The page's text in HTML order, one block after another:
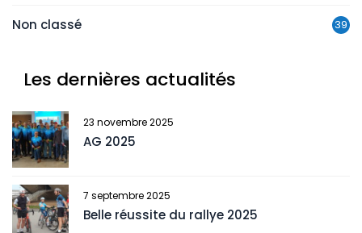
Non classé 39
Les dernières actualités
23 novembre 2025
AG 2025
7 septembre 2025
Belle réussite du rallye 2025